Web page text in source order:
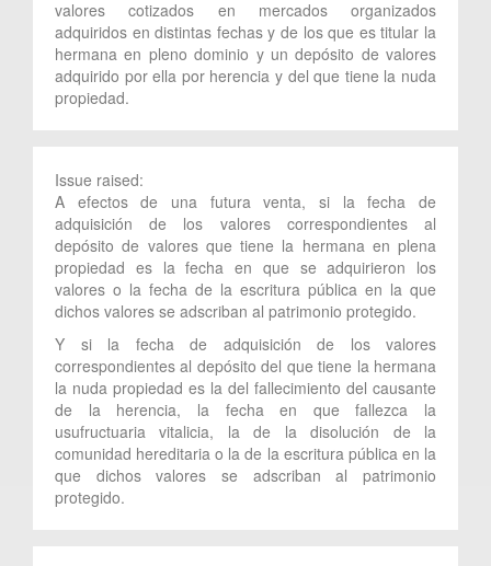
valores cotizados en mercados organizados
adquiridos en distintas fechas y de los que es titular la
hermana en pleno dominio y un depósito de valores
adquirido por ella por herencia y del que tiene la nuda
propiedad.
Issue raised:
A efectos de una futura venta, si la fecha de
adquisición de los valores correspondientes al
depósito de valores que tiene la hermana en plena
propiedad es la fecha en que se adquirieron los
valores o la fecha de la escritura pública en la que
dichos valores se adscriban al patrimonio protegido.
Y si la fecha de adquisición de los valores
correspondientes al depósito del que tiene la hermana
la nuda propiedad es la del fallecimiento del causante
de la herencia, la fecha en que fallezca la
usufructuaria vitalicia, la de la disolución de la
comunidad hereditaria o la de la escritura pública en la
que dichos valores se adscriban al patrimonio
protegido.